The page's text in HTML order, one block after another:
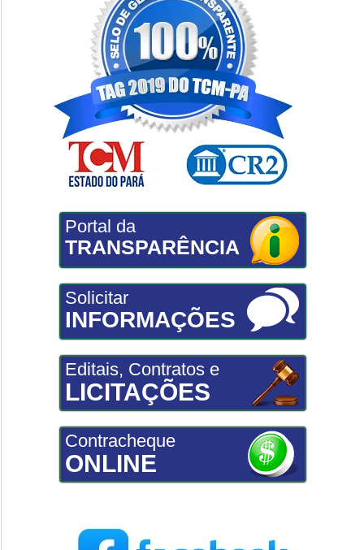
Portal da
TRANSPARÊNCIA
Solicitar
INFORMAÇÕES
Editais, Contratos e
LICITAÇÕES
Contracheque
ONLINE